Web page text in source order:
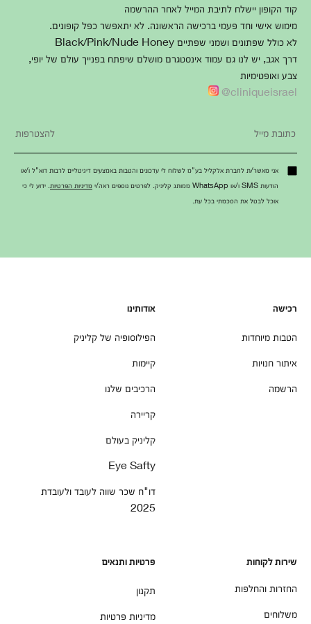
קוד הקופון יישלח לתיבת המייל לאחר ההרשמה
מימוש אישי וחד פעמי ברכישה הראשונה. לא יתאפשר כפל קופונים.
לא כולל שפתונים ושמני שפתיים Black/Pink/Nude Honey
דרך אגב, יש לנו גם עמוד אינסטגרם מושלם שיפתח בפנייך עולם של יופי,
צבע ואופטימיות
cliniqueisrael@
אני מאשר/ת לחברת אלקליל בע"מ לשלוח לי עדכונים והטבות באמצעים דיגיטליים לרבות דוא"ל ו/או
הודעות SMS ו/או WhatsApp ממותג קליניק. לפרטים נוספים ראה/י
מדיניות הפרטיות . ידוע לי כי
אוכל לבטל את הסכמתי בכל עת.
רכישה
הטבות מיוחדות
איתור חנויות
הרשמה
אודותינו
הפילוסופיה של קליניק
קיימות
הרכיבים שלנו
קריירה
קליניק בעולם
Eye Safty
דו"ח שכר שווה לעובד ולעובדת
2025
שירות לקוחות
החזרות והחלפות
משלוחים
פרטיות ותנאים
תקנון
מדיניות פרטיות